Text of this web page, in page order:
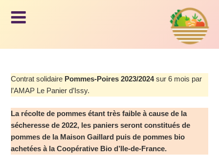
contenu
principal
AM
AP,
LE
PA
NIE
Le panier
d'Issy
Contrat solidaire Pommes-Poires 2023/2024sur 6 mois par
l’AMAP Le Panier d’Issy.
La récolte de pommes étant très faible à cause de la
sécheresse de 2022, les paniers seront constitués de
pommes de la Maison Gaillard puis de pommes bio
achetées à la Coopérative Bio d’Ile-de-France.